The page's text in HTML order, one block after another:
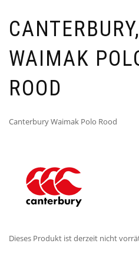
WAIMAK
ROOD
Canterbury Waimak Polo Rood
Dieses Produkt ist derzeit nicht